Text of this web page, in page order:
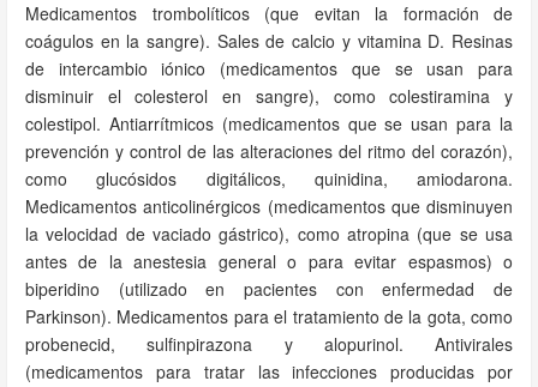
Medicamentos trombolíticos (que evitan la formación de
coágulos en la sangre). Sales de calcio y vitamina D. Resinas
de intercambio iónico (medicamentos que se usan para
disminuir el colesterol en sangre), como colestiramina y
colestipol. Antiarrítmicos (medicamentos que se usan para la
prevención y control de las alteraciones del ritmo del corazón),
como glucósidos digitálicos, quinidina, amiodarona.
Medicamentos anticolinérgicos (medicamentos que disminuyen
la velocidad de vaciado gástrico), como atropina (que se usa
antes de la anestesia general o para evitar espasmos) o
biperidino (utilizado en pacientes con enfermedad de
Parkinson). Medicamentos para el tratamiento de la gota, como
probenecid, sulfinpirazona y alopurinol. Antivirales
(medicamentos para tratar las infecciones producidas por